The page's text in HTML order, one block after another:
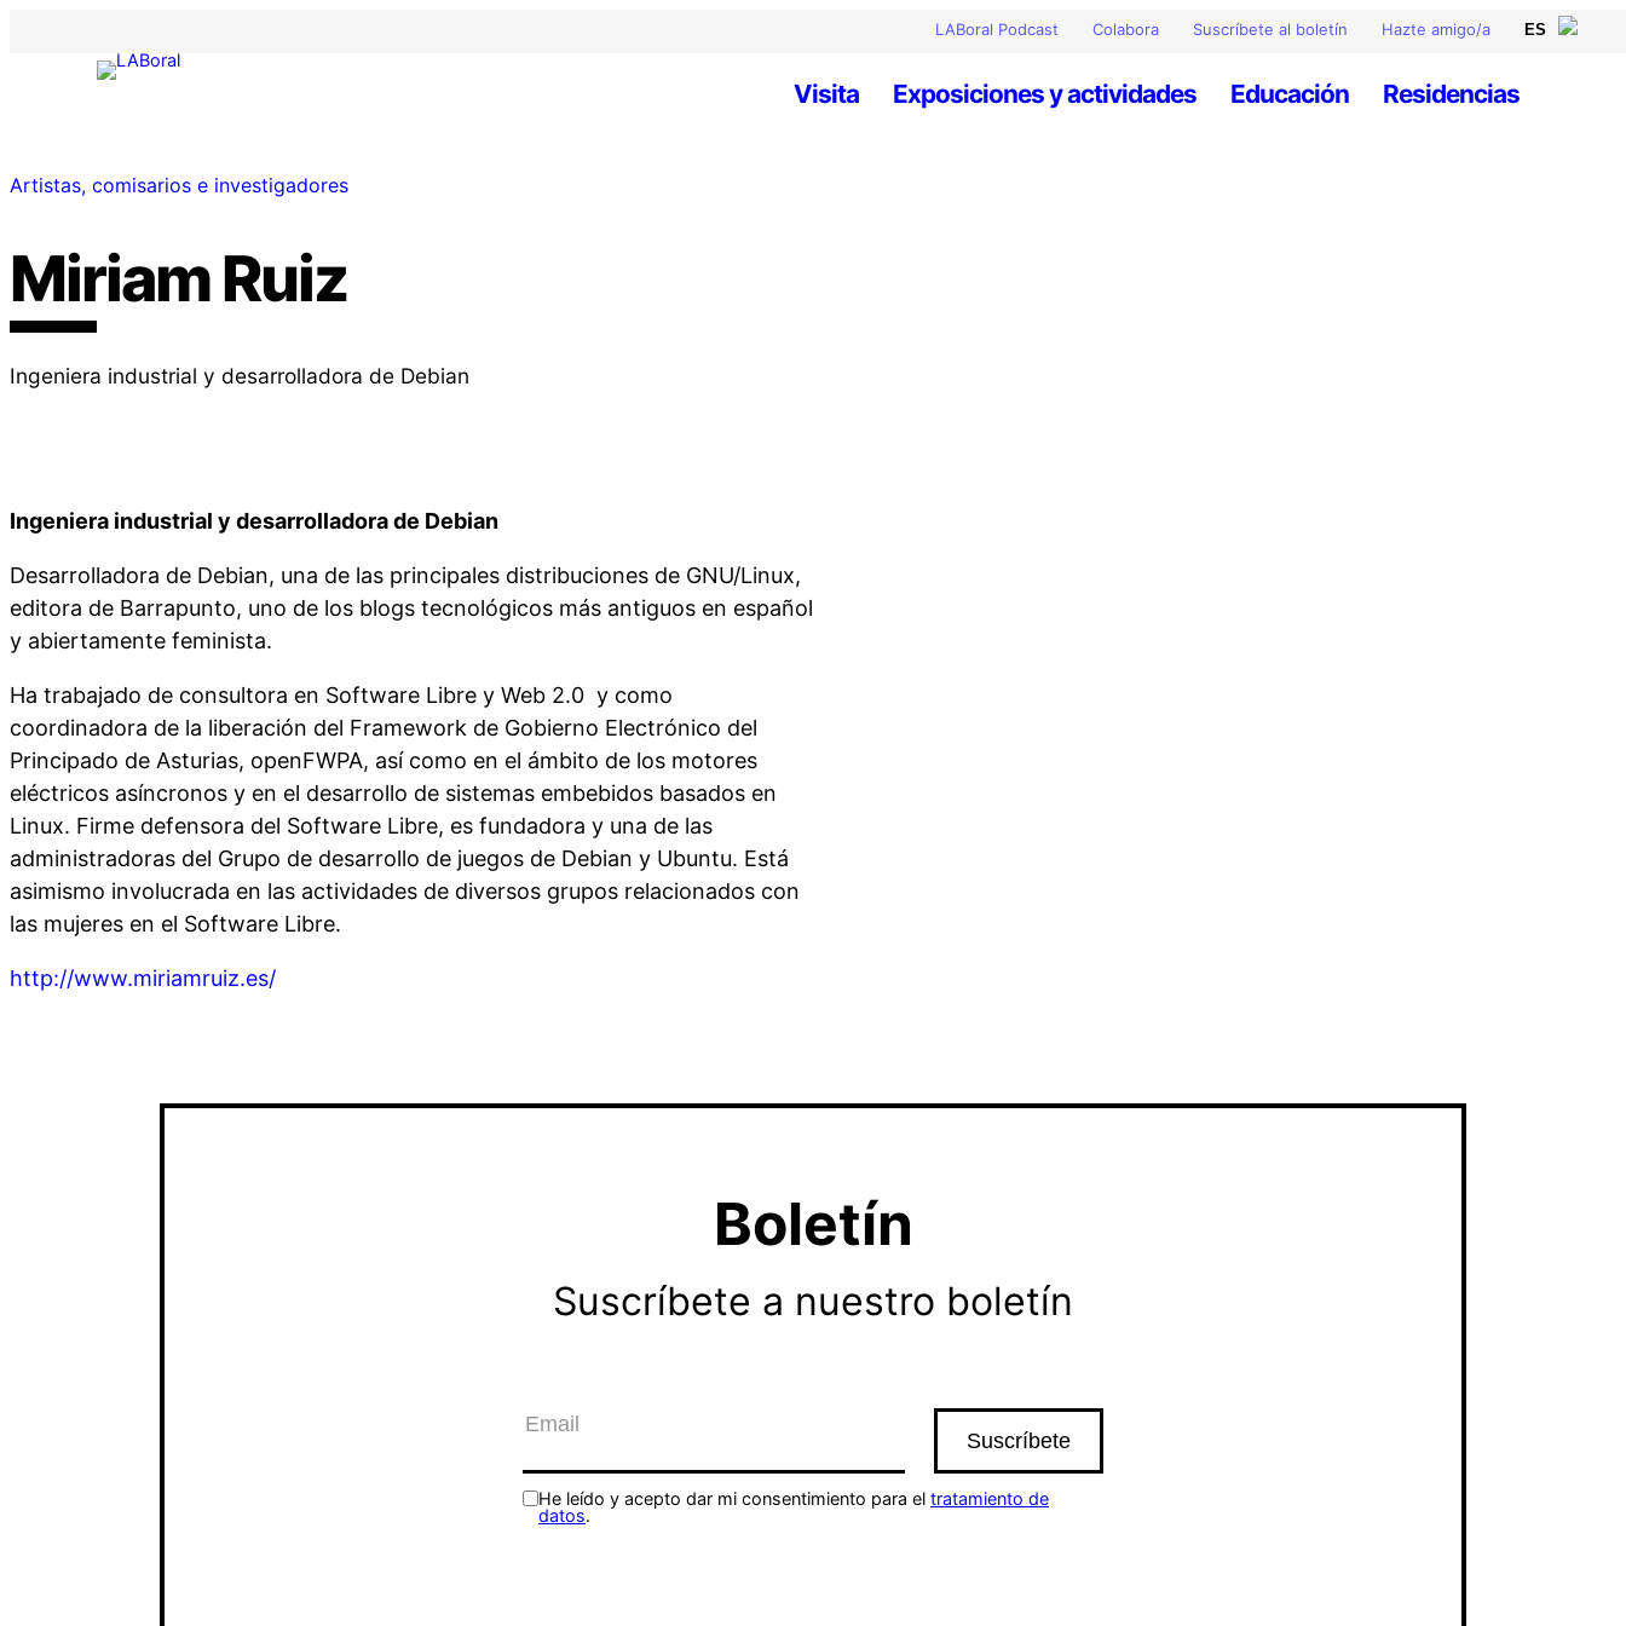
LABoral Podcast Colabora Suscríbete al boletín Hazte amigo/a
Visita Exposiciones y actividades Educación Residencias
Artistas, comisarios e investigadores
Miriam Ruiz
Ingeniera industrial y desarrolladora de Debian
Ingeniera industrial y desarrolladora de Debian
Desarrolladora de Debian, una de las principales distribuciones de GNU/Linux,
editora de Barrapunto, uno de los blogs tecnológicos más antiguos en español
y abiertamente feminista.
Ha trabajado de consultora en Software Libre y Web 2.0 y como
coordinadora de la liberación del Framework de Gobierno Electrónico del
Principado de Asturias, openFWPA, así como en el ámbito de los motores
eléctricos asíncronos y en el desarrollo de sistemas embebidos basados en
Linux. Firme defensora del Software Libre, es fundadora y una de las
administradoras del Grupo de desarrollo de juegos de Debian y Ubuntu. Está
asimismo involucrada en las actividades de diversos grupos relacionados con
las mujeres en el Software Libre.
http://www.miriamruiz.es/
Boletín
Suscríbete a nuestro boletín
He leído y acepto dar mi consentimiento para el tratamiento de
datos.